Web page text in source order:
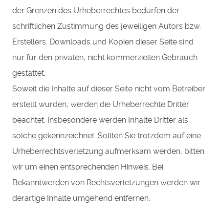
der Grenzen des Urheberrechtes bedürfen der
schriftlichen Zustimmung des jeweiligen Autors bzw.
Erstellers. Downloads und Kopien dieser Seite sind
nur für den privaten, nicht kommerziellen Gebrauch
gestattet.
Soweit die Inhalte auf dieser Seite nicht vom Betreiber
erstellt wurden, werden die Urheberrechte Dritter
beachtet. Insbesondere werden Inhalte Dritter als
solche gekennzeichnet. Sollten Sie trotzdem auf eine
Urheberrechtsverletzung aufmerksam werden, bitten
wir um einen entsprechenden Hinweis. Bei
Bekanntwerden von Rechtsverletzungen werden wir
derartige Inhalte umgehend entfernen.